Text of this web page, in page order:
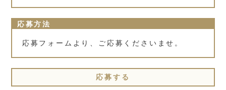
応募方法
応募フォームより、ご応募くださいませ。
応募する